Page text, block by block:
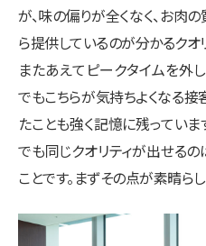
が、味の偏りが全くなく、お肉
ら提供しているのが分かるクオ
またあえてピークタイムを外
でもこちらが気持ちよくなる接
たことも強く記憶に残ってい
でも同じクオリティが出せる
ことです。まずその点が素晴ら